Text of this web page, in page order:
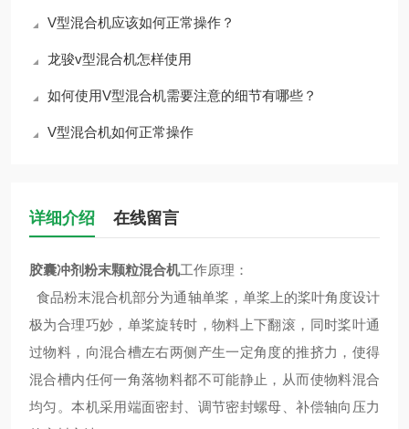
V型混合机应该如何正常操作？
龙骏v型混合机怎样使用
如何使用V型混合机需要注意的细节有哪些？
V型混合机如何正常操作
详细介绍 在线留言
胶囊冲剂粉末颗粒混合机工作原理：
食品粉末混合机部分为通轴单桨，单桨上的桨叶角度设计
极为合理巧妙，单桨旋转时，物料上下翻滚，同时桨叶通
过物料，向混合槽左右两侧产生一定角度的推挤力，使得
混合槽内任何一角落物料都不可能静止，从而使物料混合
均匀。本机采用端面密封、调节密封螺母、补偿轴向压力